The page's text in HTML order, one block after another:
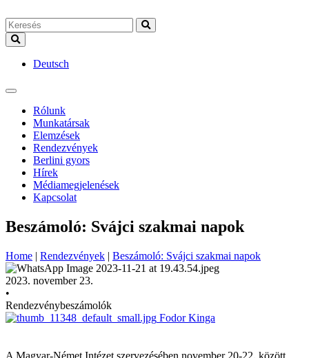
Deutsch
Rólunk
Munkatársak
Elemzések
Rendezvények
Berlini gyors
Hírek
Médiamegjelenések
Kapcsolat
Beszámoló: Svájci szakmai napok
Home | Rendezvények | Beszámoló: Svájci szakmai napok
2023. november 23.
•
Rendezvénybeszámolók
Fodor Kinga
A Magyar-Német Intézet szervezésében november 20-22. között